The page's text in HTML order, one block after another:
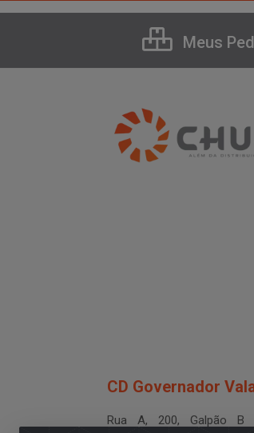
Meus
CD Governador
Rua A, 200, Galpão B